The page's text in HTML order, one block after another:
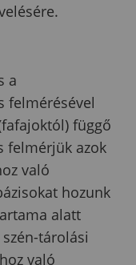
a
felmérésével
függő
felmérjük azok
való
hozunk
alatt
tárolási
való